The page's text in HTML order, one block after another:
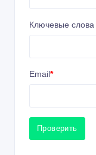
Ключевые слова
Email*
Проверить